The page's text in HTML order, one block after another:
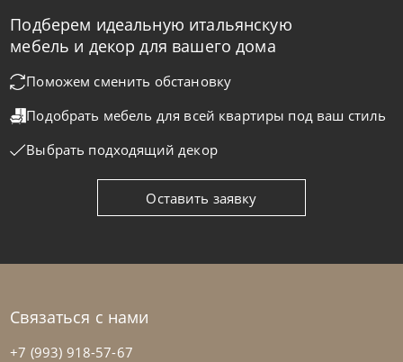
от
Bontempi
На заказ 45-90 дн
на выбор на выбор
Подберем идеальную итальянскую
мебель и декор для вашего дома
Поможем сменить обстановку
Подобрать мебель для всей квартиры под ваш стиль
Выбрать подходящий декор
Оставить заявку
Связаться с нами
+7 (993) 918-57-67